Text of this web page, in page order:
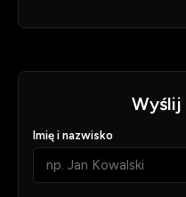
Wyślij
Imię i nazwisko